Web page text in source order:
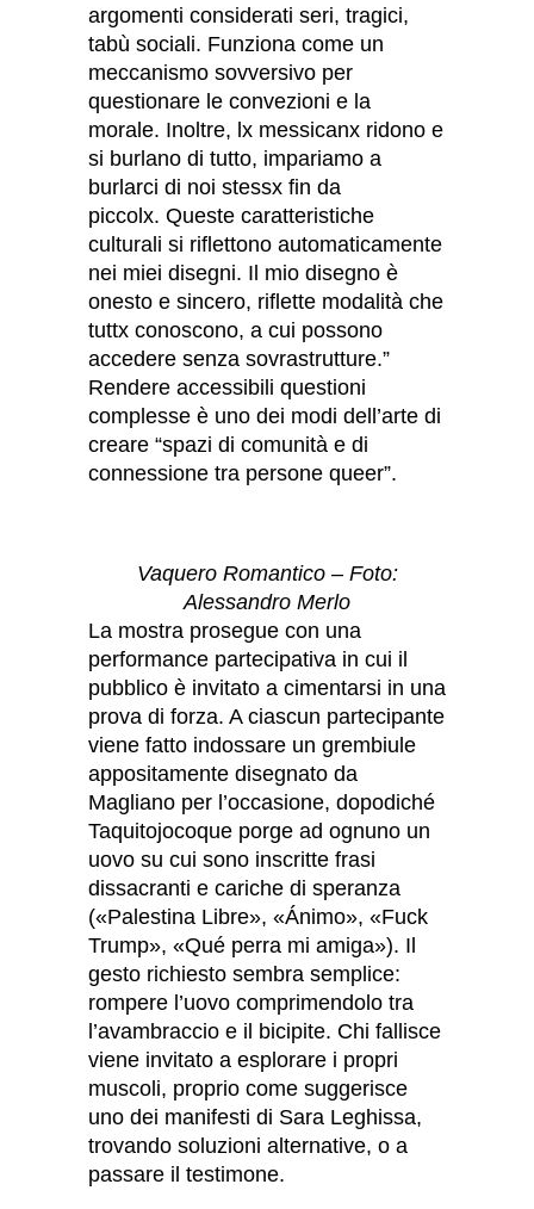
argomenti considerati seri, tragici,
tabù sociali. Funziona come un
meccanismo sovversivo per
questionare le convezioni e la
morale. Inoltre, lx messicanx ridono e
si burlano di tutto, impariamo a
burlarci di noi stessx fin da
piccolx. Queste caratteristiche
culturali si riflettono automaticamente
nei miei disegni. Il mio disegno è
onesto e sincero, riflette modalità che
tuttx conoscono, a cui possono
accedere senza sovrastrutture.”
Rendere accessibili questioni
complesse è uno dei modi dell’arte di
creare “spazi di comunità e di
connessione tra persone queer”.
Vaquero Romantico – Foto:
Alessandro Merlo
La mostra prosegue con una
performance partecipativa in cui il
pubblico è invitato a cimentarsi in una
prova di forza. A ciascun partecipante
viene fatto indossare un grembiule
appositamente disegnato da
Magliano per l’occasione, dopodiché
Taquitojocoque porge ad ognuno un
uovo su cui sono inscritte frasi
dissacranti e cariche di speranza
(«Palestina Libre», «Ánimo», «Fuck
Trump», «Qué perra mi amiga»). Il
gesto richiesto sembra semplice:
rompere l’uovo comprimendolo tra
l’avambraccio e il bicipite. Chi fallisce
viene invitato a esplorare i propri
muscoli, proprio come suggerisce
uno dei manifesti di Sara Leghissa,
trovando soluzioni alternative, o a
passare il testimone.